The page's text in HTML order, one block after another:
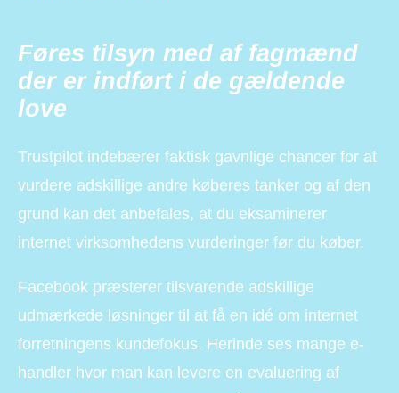
Føres tilsyn med af fagmænd
der er indført i de gældende
love
Trustpilot indebærer faktisk gavnlige chancer for at
vurdere adskillige andre køberes tanker og af den
grund kan det anbefales, at du eksaminerer
internet virksomhedens vurderinger før du køber.
Facebook præsterer tilsvarende adskillige
udmærkede løsninger til at få en idé om internet
forretningens kundefokus. Herinde ses mange e-
handler hvor man kan levere en evaluering af